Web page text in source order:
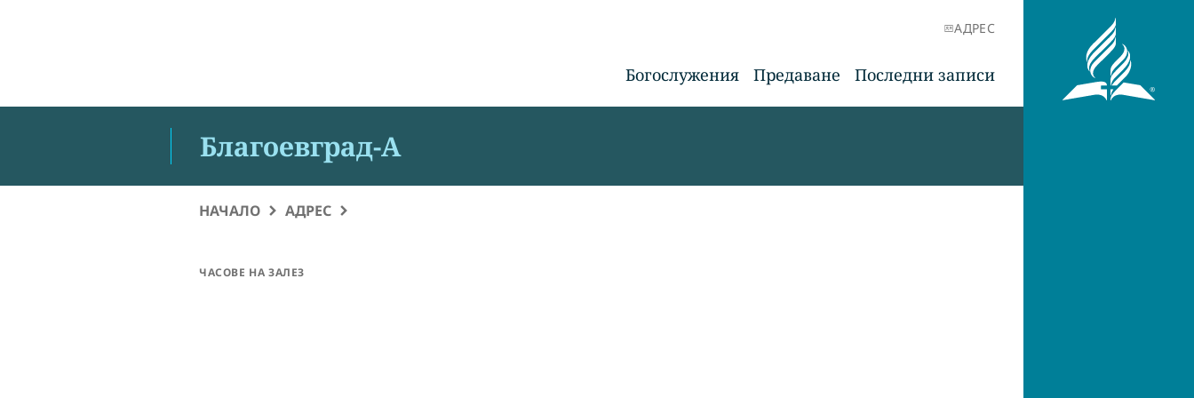
АДРЕС
Богослужения Предаване Последни записи
Благоевград-А
НАЧАЛО АДРЕС
ЧАСОВЕ НА ЗАЛЕЗ